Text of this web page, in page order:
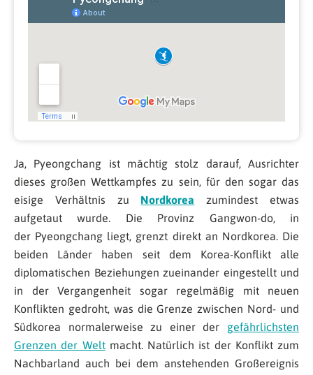
Ja, Pyeongchang ist mächtig stolz darauf, Ausrichter
dieses großen Wettkampfes zu sein, für den sogar das
eisige Verhältnis zu Nordkorea zumindest etwas
aufgetaut wurde. Die Provinz Gangwon-do, in
der Pyeongchang liegt, grenzt direkt an Nordkorea. Die
beiden Länder haben seit dem Korea-Konflikt alle
diplomatischen Beziehungen zueinander eingestellt und
in der Vergangenheit sogar regelmäßig mit neuen
Konflikten gedroht, was die Grenze zwischen Nord- und
Südkorea normalerweise zu einer der gefährlichsten
Grenzen der Weltmacht. Natürlich ist der Konflikt zum
Nachbarland auch bei dem anstehenden Großereignis